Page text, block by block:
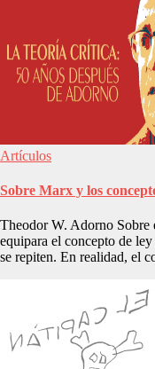
Artículos
Sobre Marx y los
Theodor W. Adorno Sobre
equipara el concepto de
se repiten. En realidad, el